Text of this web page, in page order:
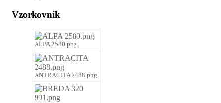
Vzorkovník
ALPA 2580.png
ANTRACITA 2488.png